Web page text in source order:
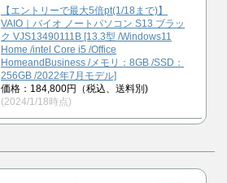
【エントリーで最大5倍pt(1/18まで)】
VAIO｜バイオ ノートパソコン S13 ブラッ
ク VJS13490111B [13.3型 /Windows11
Home /intel Core i5 /Office
HomeandBusiness /メモリ：8GB /SSD：
256GB /2022年7月モデル]
価格：184,800円（税込、送料別)
(2024/1/18時点)